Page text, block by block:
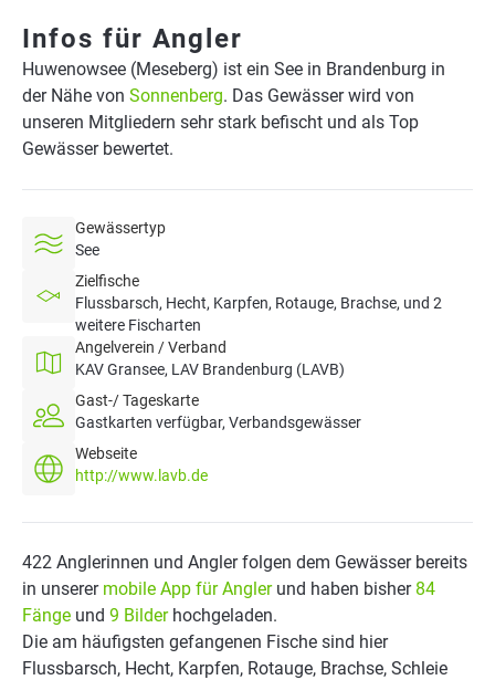
Infos für Angler
Huwenowsee (Meseberg) ist ein See in Brandenburg in
der Nähe von Sonnenberg. Das Gewässer wird von
unseren Mitgliedern sehr stark befischt und als Top
Gewässer bewertet.
Gewässertyp
See
Zielfische
Flussbarsch, Hecht, Karpfen, Rotauge, Brachse, und 2
weitere Fischarten
Angelverein / Verband
KAV Gransee, LAV Brandenburg (LAVB)
Gast-/ Tageskarte
Gastkarten verfügbar, Verbandsgewässer
Webseite
http://www.lavb.de
422 Anglerinnen und Angler folgen dem Gewässer bereits
in unserer mobile App für Anglerund haben bisher 84
Fänge und 9 Bilderhochgeladen.
Die am häufigsten gefangenen Fische sind hier
Flussbarsch, Hecht, Karpfen, Rotauge, Brachse, Schleie